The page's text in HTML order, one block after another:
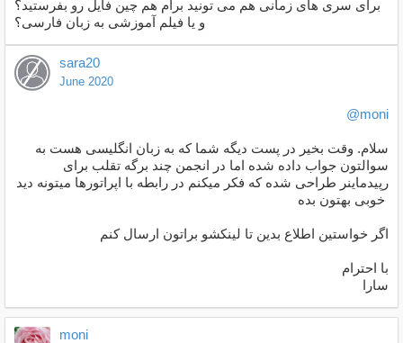
برای سری های زمانی هم می تونید برام هم چین فایل رو بفرستید؟
و یا فیلم آموزشی به زبان فارسی؟
sara20
June 2020
@moni
سلام. وقت بخیر در پست دیگه شما که به زبان انگلیسی هست به
سوالتون جواب داده شده اما در انجمن چند برگه تقلب برای
رپیدماینر طراحی شده که فکر میکنم در رابطه با اپراتورها میتونه دید
اگر خواستین اطلاع بدین تا لینکشو براتون ارسال کنم
با احترام
سارا
moni